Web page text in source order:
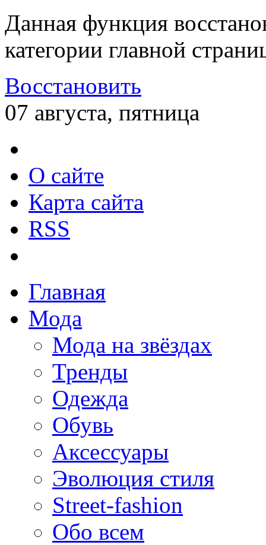
Данная функция
категории главной
Восстановить
07 августа, пятница
О сайте
Карта сайта
RSS
Главная
Мода
Мода на звёздах
Тренды
Одежда
Обувь
Аксессуары
Эволюция стиля
Street-fashion
Обо всем